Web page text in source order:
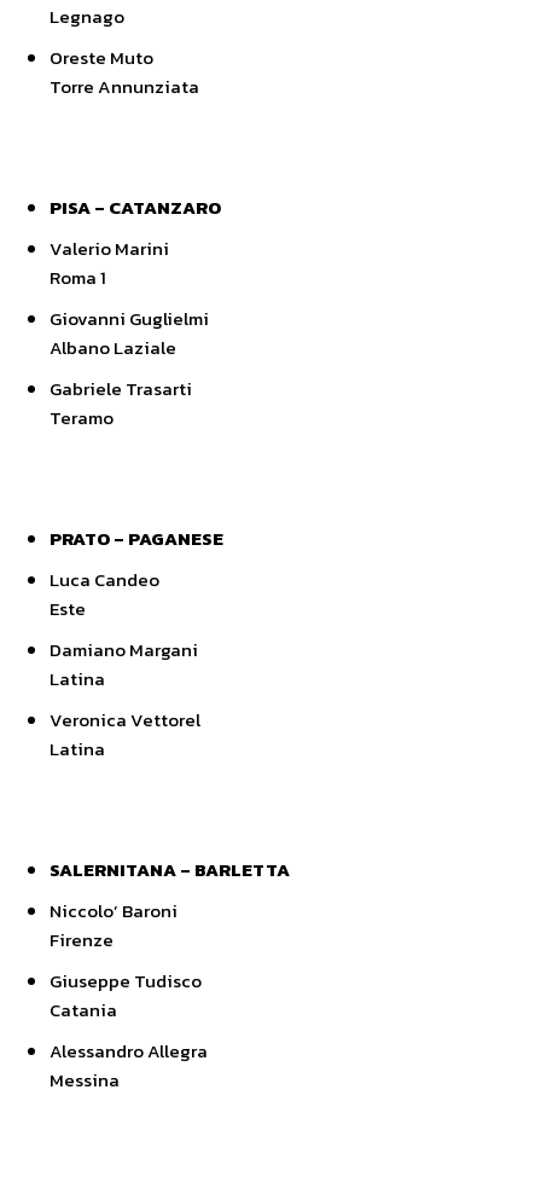
Legnago
Oreste Muto
Torre Annunziata
PISA – CATANZARO
Valerio Marini
Roma 1
Giovanni Guglielmi
Albano Laziale
Gabriele Trasarti
Teramo
PRATO – PAGANESE
Luca Candeo
Este
Damiano Margani
Latina
Veronica Vettorel
Latina
SALERNITANA – BARLETTA
Niccolo’ Baroni
Firenze
Giuseppe Tudisco
Catania
Alessandro Allegra
Messina